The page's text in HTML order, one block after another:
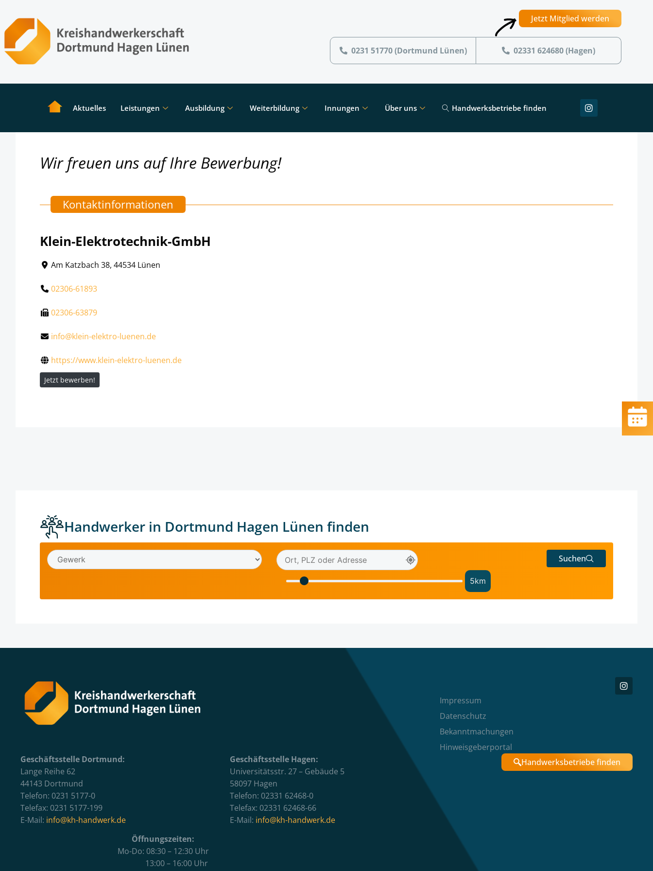
Jetzt Mitglied werden
0231 51770 (Dortmund Lünen) 02331 624680 (Hagen)
Aktuelles Leistungen Ausbildung Weiterbildung Innungen Über uns Handwerksbetriebe finden
Wir freuen uns auf Ihre Bewerbung!
Kontaktinformationen
Klein-Elektrotechnik-GmbH
Am Katzbach 38, 44534 Lünen
02306-61893
02306-63879
info@klein-elektro-luenen.de
https://www.klein-elektro-luenen.de
Jetzt bewerben!
Handwerker in Dortmund Hagen Lünen finden
5km
Suchen
Impressum
Datenschutz
Bekanntmachungen
Hinweisgeberportal
Geschäftsstelle Dortmund:
Lange Reihe 62
44143 Dortmund
Telefon: 0231 5177-0
Telefax: 0231 5177-199
E-Mail: info@kh-handwerk.de
Geschäftsstelle Hagen:
Universitätsstr. 27 – Gebäude 5
58097 Hagen
Telefon: 02331 62468-0
Telefax: 02331 62468-66
E-Mail: info@kh-handwerk.de
Handwerksbetriebe finden
Öffnungszeiten:
Mo-Do: 08:30 – 12:30 Uhr
13:00 – 16:00 Uhr